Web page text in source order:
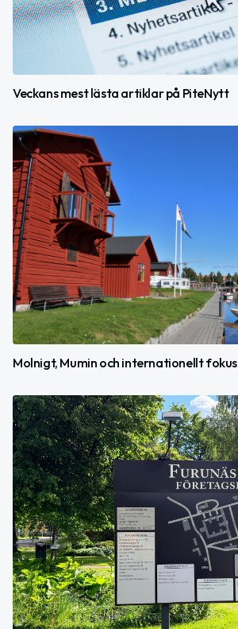
Veckans mest lästa artiklar på PiteNytt
Molnigt, Mumin och internationellt fokus